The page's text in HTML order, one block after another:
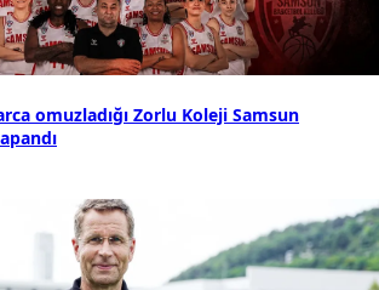
omuzladığı Zorlu Koleji Samsun